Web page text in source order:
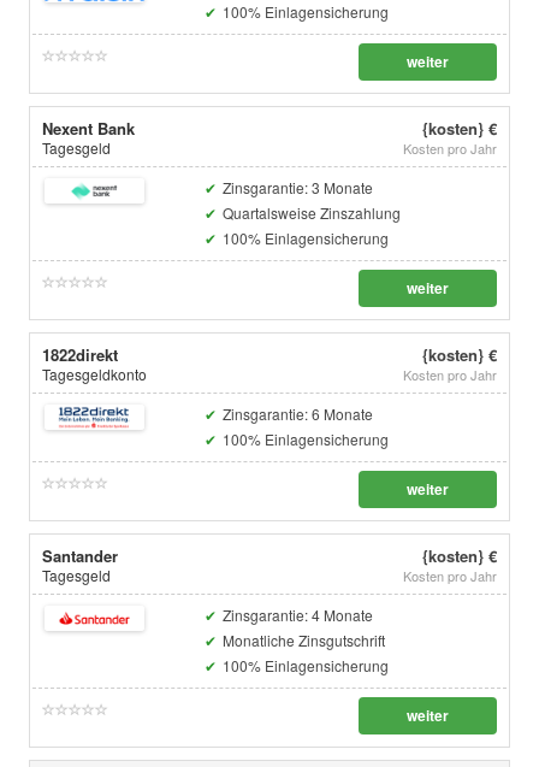
100% Einlagensicherung
weiter
Nexent Bank
Tagesgeld
{kosten} €
Kosten pro Jahr
Zinsgarantie: 3 Monate
Quartalsweise Zinszahlung
100% Einlagensicherung
weiter
1822direkt
Tagesgeldkonto
{kosten} €
Kosten pro Jahr
Zinsgarantie: 6 Monate
100% Einlagensicherung
weiter
Santander
Tagesgeld
{kosten} €
Kosten pro Jahr
Zinsgarantie: 4 Monate
Monatliche Zinsgutschrift
100% Einlagensicherung
weiter